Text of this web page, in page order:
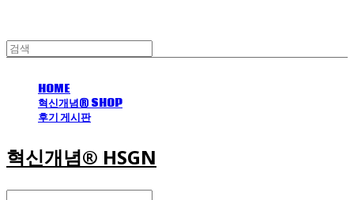
HOME
혁신개념® SHOP
후기 게시판
혁신개념® HSGN